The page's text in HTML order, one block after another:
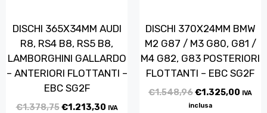
DISCHI 365X34MM AUDI
R8, RS4 B8, RS5 B8,
LAMBORGHINI GALLARDO
– ANTERIORI FLOTTANTI –
EBC SG2F
€1.378,75€1.213,30 IVA
DISCHI 370X24MM BMW
M2 G87 / M3 G80, G81 /
M4 G82, G83 POSTERIORI
FLOTTANTI – EBC SG2F
€1.548,96€1.325,00 IVA
inclusa